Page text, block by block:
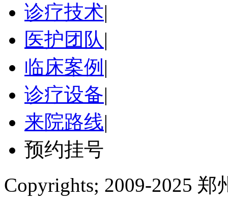
诊疗技术|
医护团队|
临床案例 |
诊疗设备|
来院路线|
预约挂号
Copyrights; 2009-2025